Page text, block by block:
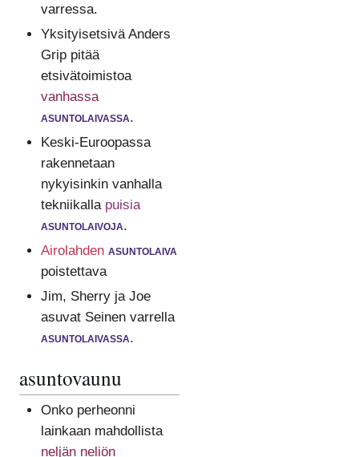
varressa.
Yksityisetsivä Anders
Grip pitää
etsivätoimistoa
vanhassa
asuntolaivassa.
Keski-Euroopassa
rakennetaan
nykyisinkin vanhalla
tekniikalla puisia
asuntolaivoja.
Airolahden asuntolaiva
poistettava
Jim, Sherry ja Joe
asuvat Seinen varrella
asuntolaivassa.
asuntovaunu
Onko perheonni
lainkaan mahdollista
neljän neliön